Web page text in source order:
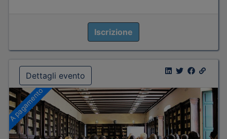
Iscrizione
Dettagli evento
A pagamento